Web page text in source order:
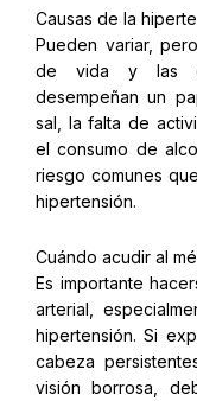
Causas de la
Pueden variar,
de vida y las
desempeñan un
sal, la falta de
el consumo de
riesgo comunes
hipertensión.
Cuándo acudir al
Es importante
arterial,
hipertensión. Si
cabeza
visión borrosa,